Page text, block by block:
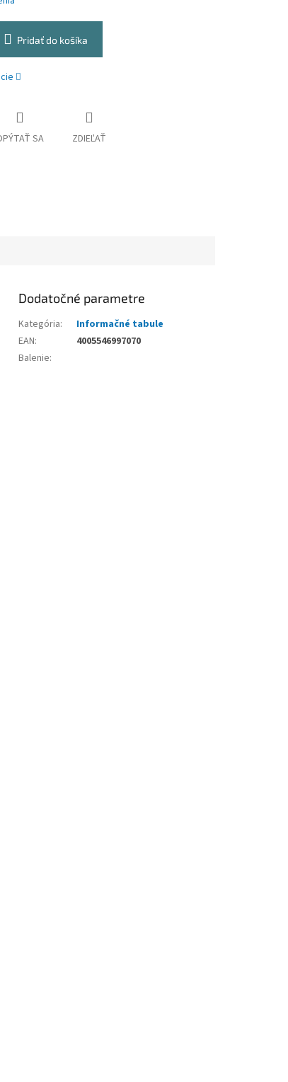
Pridať do košíka
SA ZDIEĽAŤ
Dodatočné parametre
Kategória:
Informačné tabule
EAN:
4005546997070
Balenie: